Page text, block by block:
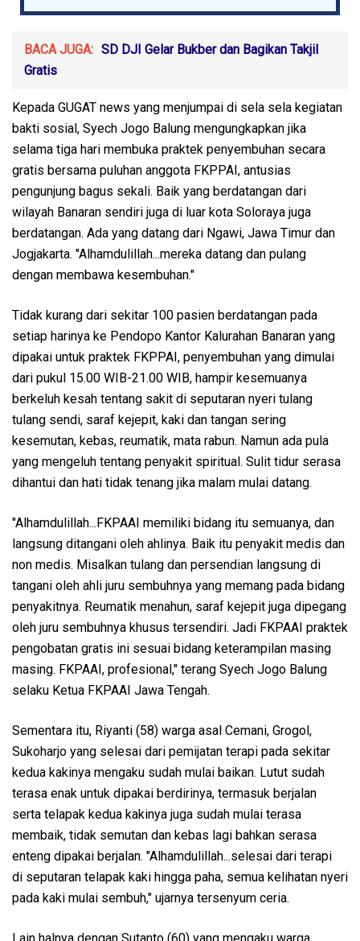
BACA JUGA: SD DJI Gelar Bukber dan Bagikan Takjil
Gratis
Kepada GUGAT news yang menjumpai di sela sela kegiatan
bakti sosial, Syech Jogo Balung mengungkapkan jika
selama tiga hari membuka praktek penyembuhan secara
gratis bersama puluhan anggota FKPPAI, antusias
pengunjung bagus sekali. Baik yang berdatangan dari
wilayah Banaran sendiri juga di luar kota Soloraya juga
berdatangan. Ada yang datang dari Ngawi, Jawa Timur dan
Jogjakarta. "Alhamdulillah...mereka datang dan pulang
dengan membawa kesembuhan."
Tidak kurang dari sekitar 100 pasien berdatangan pada
setiap harinya ke Pendopo Kantor Kalurahan Banaran yang
dipakai untuk praktek FKPPAI, penyembuhan yang dimulai
dari pukul 15.00 WIB-21.00 WIB, hampir kesemuanya
berkeluh kesah tentang sakit di seputaran nyeri tulang
tulang sendi, saraf kejepit, kaki dan tangan sering
kesemutan, kebas, reumatik, mata rabun. Namun ada pula
yang mengeluh tentang penyakit spiritual. Sulit tidur serasa
dihantui dan hati tidak tenang jika malam mulai datang.
"Alhamdulillah...FKPAAI memiliki bidang itu semuanya, dan
langsung ditangani oleh ahlinya. Baik itu penyakit medis dan
non medis. Misalkan tulang dan persendian langsung di
tangani oleh ahli juru sembuhnya yang memang pada bidang
penyakitnya. Reumatik menahun, saraf kejepit juga dipegang
oleh juru sembuhnya khusus tersendiri. Jadi FKPAAI praktek
pengobatan gratis ini sesuai bidang keterampilan masing
masing. FKPAAI, profesional," terang Syech Jogo Balung
selaku Ketua FKPAAI Jawa Tengah.
Sementara itu, Riyanti (58) warga asal Cemani, Grogol,
Sukoharjo yang selesai dari pemijatan terapi pada sekitar
kedua kakinya mengaku sudah mulai baikan. Lutut sudah
terasa enak untuk dipakai berdirinya, termasuk berjalan
serta telapak kedua kakinya juga sudah mulai terasa
membaik, tidak semutan dan kebas lagi bahkan serasa
enteng dipakai berjalan. "Alhamdulillah...selesai dari terapi
di seputaran telapak kaki hingga paha, semua kelihatan nyeri
pada kaki mulai sembuh," ujarnya tersenyum ceria.